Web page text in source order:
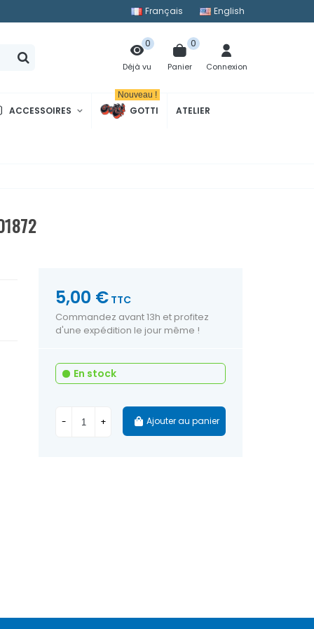
Français English
Déjà vu
0
Panier
0
Connexion
ACCESSOIRES GOTTI
Nouveau !
ATELIER
5,00 € TTC
Commandez avant 13h et profitez
d'une expédition le jour même !
En stock
- + Ajouter au panier